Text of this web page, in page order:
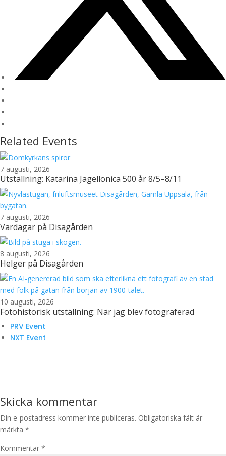
Related Events
7 augusti, 2026
Utställning: Katarina Jagellonica 500 år 8/5–8/11
7 augusti, 2026
Vardagar på Disagården
8 augusti, 2026
Helger på Disagården
10 augusti, 2026
Fotohistorisk utställning: När jag blev fotograferad
PRV Event
NXT Event
Skicka kommentar
Din e-postadress kommer inte publiceras. Obligatoriska fält är
märkta *
Kommentar *